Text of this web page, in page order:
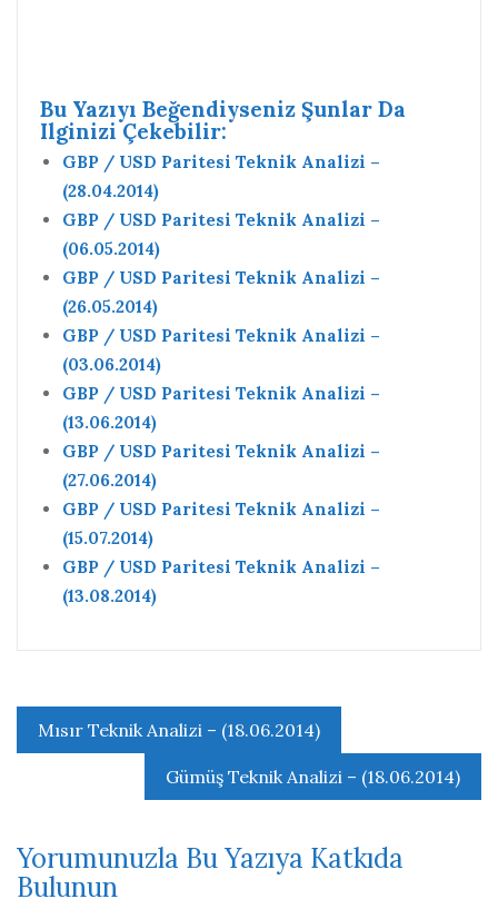
Bu Yazıyı Beğendiyseniz Şunlar Da
Ilginizi Çekebilir:
GBP / USD Paritesi Teknik Analizi –
(28.04.2014)
GBP / USD Paritesi Teknik Analizi –
(06.05.2014)
GBP / USD Paritesi Teknik Analizi –
(26.05.2014)
GBP / USD Paritesi Teknik Analizi –
(03.06.2014)
GBP / USD Paritesi Teknik Analizi –
(13.06.2014)
GBP / USD Paritesi Teknik Analizi –
(27.06.2014)
GBP / USD Paritesi Teknik Analizi –
(15.07.2014)
GBP / USD Paritesi Teknik Analizi –
(13.08.2014)
Yazı
gezinmesi
Mısır Teknik Analizi – (18.06.2014)
Gümüş Teknik Analizi – (18.06.2014)
Yorumunuzla Bu Yazıya Katkıda
Bulunun